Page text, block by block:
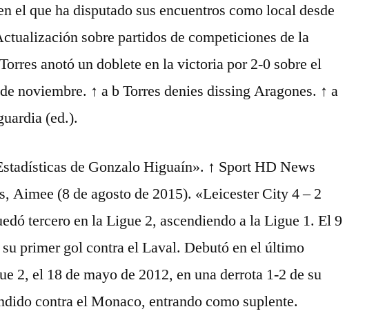
el que ha disputado sus encuentros como local desde
sobre partidos de competiciones de la
anotó un doblete en la victoria por 2-0 sobre el
noviembre. ↑ a b Torres denies dissing Aragones. ↑ a
(ed.).
de Gonzalo Higuaín». ↑ Sport HD News
Aimee (8 de agosto de 2015). «Leicester City 4 – 2
tercero en la Ligue 2, ascendiendo a la Ligue 1. El 9
su primer gol contra el Laval. Debutó en el último
2, el 18 de mayo de 2012, en una derrota 1-2 de su
contra el Monaco, entrando como suplente.